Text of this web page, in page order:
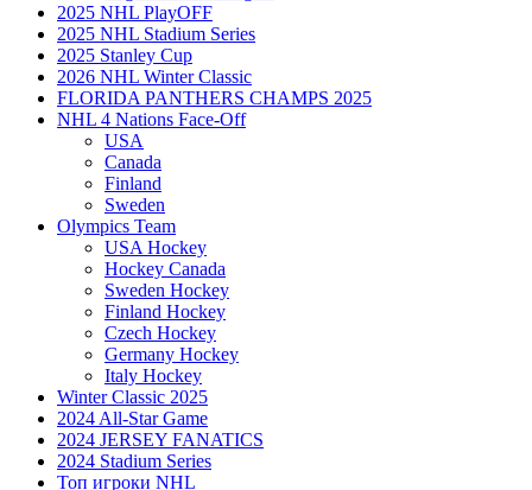
2025 NHL PlayOFF
2025 NHL Stadium Series
2025 Stanley Cup
2026 NHL Winter Classic
FLORIDA PANTHERS CHAMPS 2025
NHL 4 Nations Face-Off
USA
Canada
Finland
Sweden
Olympics Team
USA Hockey
Hockey Canada
Sweden Hockey
Finland Hockey
Czech Hockey
Germany Hockey
Italy Hockey
Winter Classic 2025
2024 All-Star Game
2024 JERSEY FANATICS
2024 Stadium Series
Топ игроки NHL